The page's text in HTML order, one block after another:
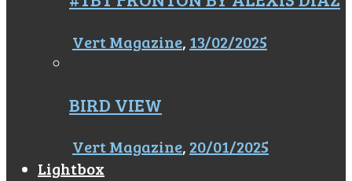
Vert Magazine, 13/02/2025
BIRD VIEW
Vert Magazine, 20/01/2025
Lightbox